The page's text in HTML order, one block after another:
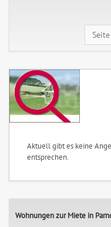
Aktuell gibt es keine
entsprechen.
Wohnungen zur Miete in